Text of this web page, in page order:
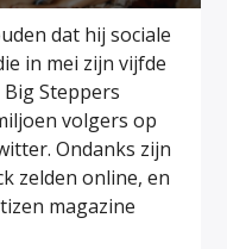
dat hij sociale
in mei zijn vijfde
Steppers
volgers op
Ondanks zijn
zelden online, en
magazine